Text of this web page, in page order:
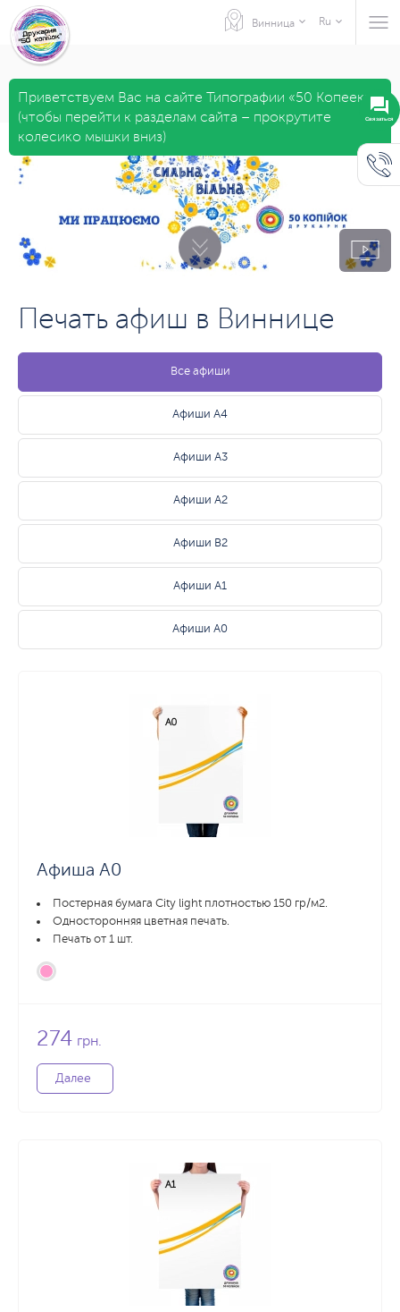
Винница Ru
Приветствуем Вас на сайте Типографии «50 Копеек»
(чтобы перейти к разделам сайта – прокрутите
колесико мышки вниз)
Печать афиш в Виннице
Все афиши
Афиши А4
Афиши А3
Афиши А2
Афиши B2
Афиши А1
Афиши А0
Афиша А0
Постерная бумага City light плотностью 150 гр/м2.
Односторонняя цветная печать.
Печать от 1 шт.
274 грн.
Далее
Связаться